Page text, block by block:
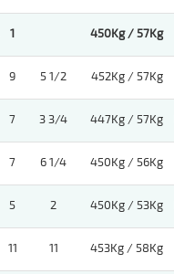
1 450Kg / 57Kg
9 5 1/2 452Kg / 57Kg
7 3 3/4 447Kg / 57Kg
7 6 1/4 450Kg / 56Kg
5 2 450Kg / 53Kg
11 11 453Kg / 58Kg